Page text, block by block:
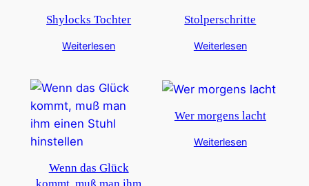
Shylocks Tochter
Weiterlesen
Stolperschritte
Weiterlesen
Wenn das Glück
Wer morgens lacht
Weiterlesen